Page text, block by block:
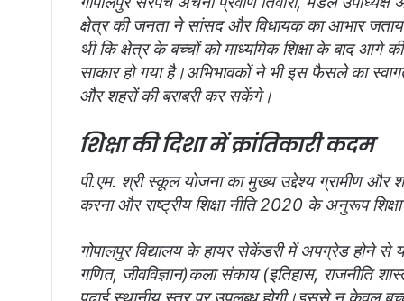
क्षेत्र की जनता ने सांसद और विधायक का आभार
थी कि क्षेत्र के बच्चों को माध्यमिक शिक्षा के बाद आगे
साकार हो गया है।अभिभावकों ने भी इस फैसले का
और शहरों की बराबरी कर सकेंगे।
शिक्षा की दिशा में क्रांतिकारी कदम
पी.एम. श्री स्कूल योजना का मुख्य उद्देश्य ग्रामीण और
करना और राष्ट्रीय शिक्षा नीति 2020 के अनुरूप
गोपालपुर विद्यालय के हायर सेकेंडरी में अपग्रेड होने से
गणित, जीवविज्ञान)कला संकाय (इतिहास, राजनीति